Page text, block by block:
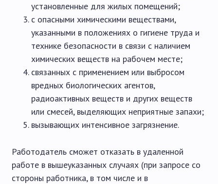
установленные для жилых помещений;
с опасными химическими веществами,
указанными в положениях о гигиене труда и
технике безопасности в связи с наличием
химических веществ на рабочем месте;
связанных с применением или выбросом
вредных биологических агентов,
радиоактивных веществ и других веществ
или смесей, выделяющих неприятные запахи;
вызывающих интенсивное загрязнение.
Работодатель сможет отказать в удаленной
работе в вышеуказанных случаях (при запросе со
стороны работника, в том числе и в